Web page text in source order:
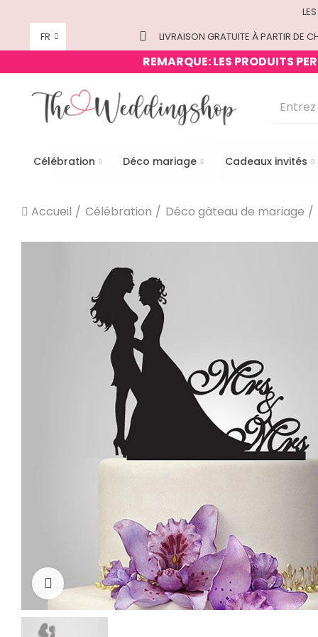
FR
LIVRAISON GRATUITE À PARTIR DE
REMARQUE: LES PRODUITS
Célébration Déco mariage Cadeaux invités
Accueil Célébration Déco gâteau de mariage
Cliquez pour agrandir